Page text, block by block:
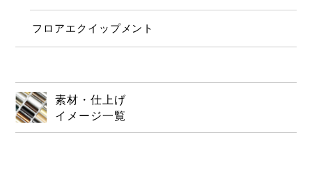
フロアエクイップメント
素材・仕上げ
イメージ一覧